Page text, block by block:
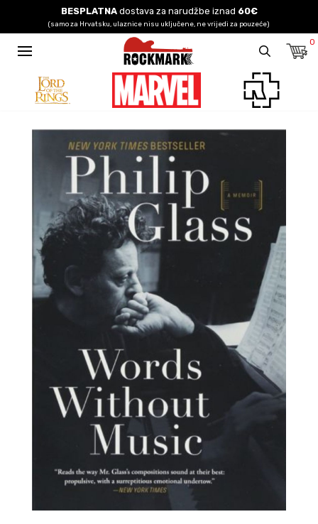
BESPLATNAdostava za narudžbe iznad 60€
(samo za Hrvatsku, ulaznice nisu uključene, ne vrijedi za pouzeće)
0